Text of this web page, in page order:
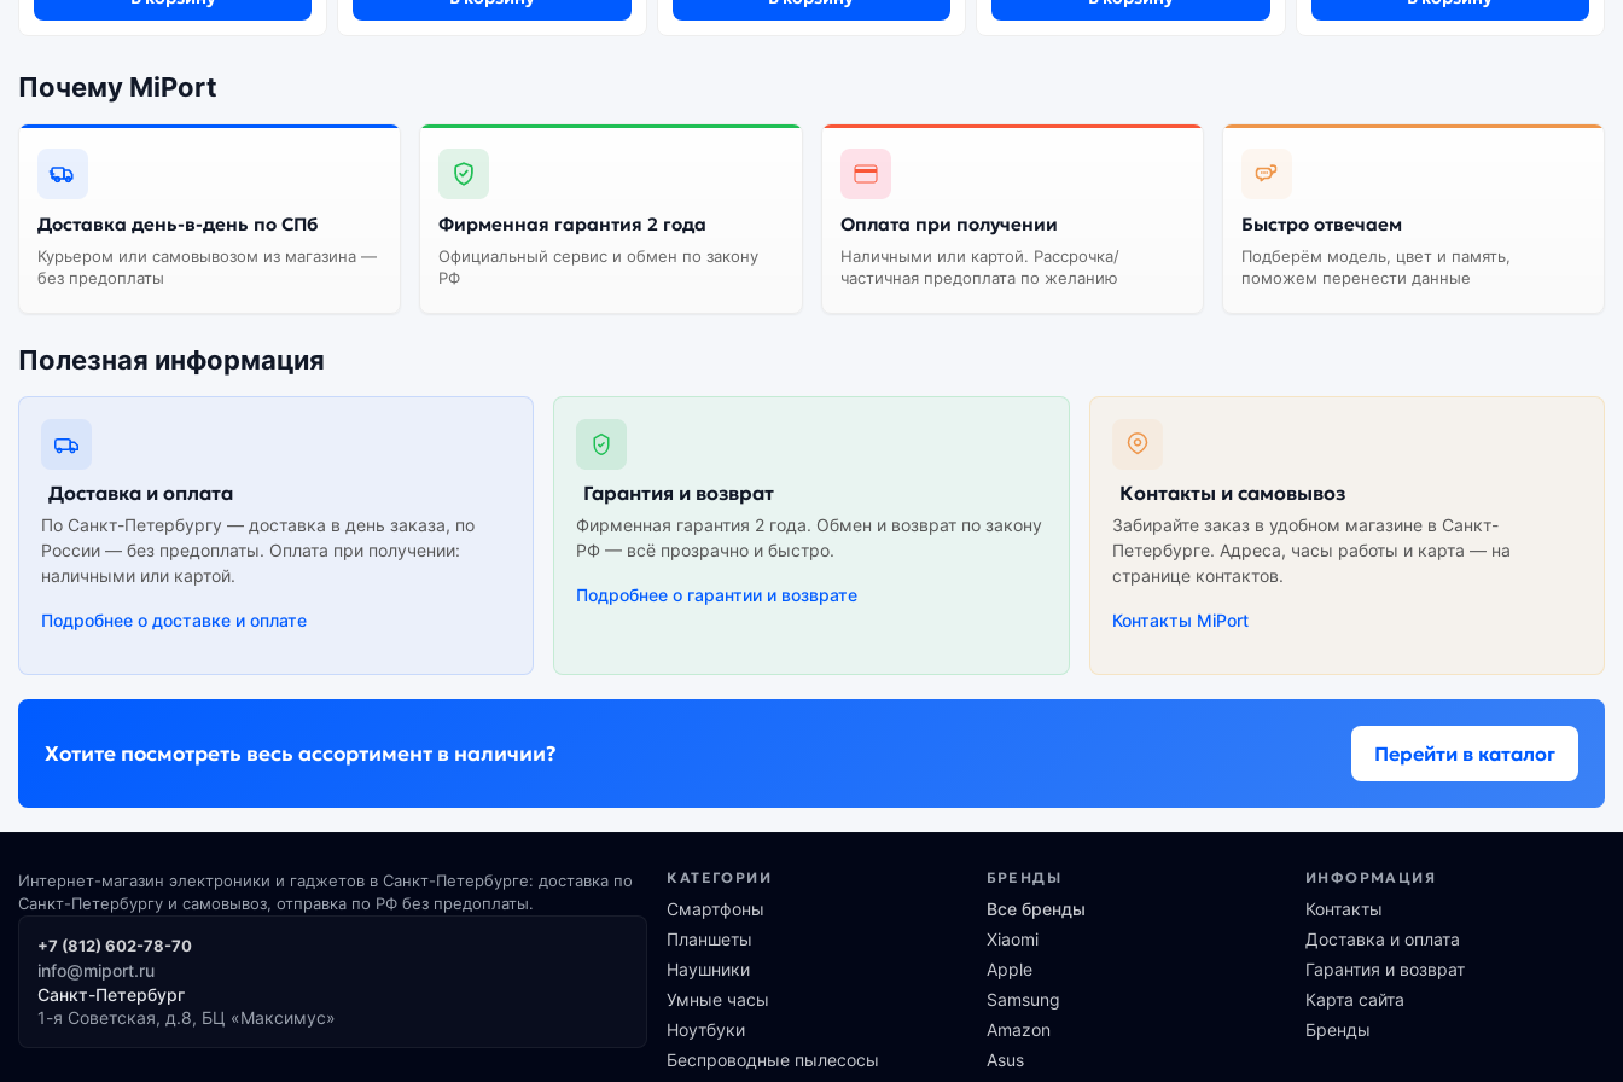
Почему MiPort
Доставка день-в-день по СПб
Курьером или самовывозом из магазина —
без предоплаты
Фирменная гарантия 2 года
Официальный сервис и обмен по закону
РФ
Оплата при получении
Наличными или картой. Рассрочка/
частичная предоплата по желанию
Быстро отвечаем
Подберём модель, цвет и память,
поможем перенести данные
Полезная информация
Доставка и оплата
По Санкт-Петербургу — доставка в день заказа, по
России — без предоплаты. Оплата при получении:
наличными или картой.
Подробнее о доставке и оплате
Гарантия и возврат
Фирменная гарантия 2 года. Обмен и возврат по закону
РФ — всё прозрачно и быстро.
Подробнее о гарантии и возврате
Контакты и самовывоз
Забирайте заказ в удобном магазине в Санкт-
Петербурге. Адреса, часы работы и карта — на
странице контактов.
Контакты MiPort
Хотите посмотреть весь ассортимент в наличии? Перейти в каталог
Интернет-магазин электроники и гаджетов в Санкт-Петербурге: доставка по
Санкт-Петербургу и самовывоз, отправка по РФ без предоплаты.
+7 (812) 602-78-70
info@miport.ru
Санкт-Петербург
1-я Советская, д.8, БЦ «Максимус»
КАТЕГОРИИ
Смартфоны
Планшеты
Наушники
Умные часы
Ноутбуки
Беспроводные пылесосы
БРЕНДЫ
Все бренды
Xiaomi
Apple
Samsung
Amazon
Asus
ИНФОРМАЦИЯ
Контакты
Доставка и оплата
Гарантия и возврат
Карта сайта
Бренды